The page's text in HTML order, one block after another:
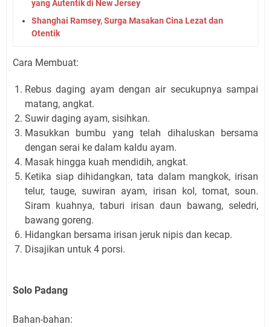
yang Autentik di New Jersey
Shanghai Ramsey, Surga Masakan Cina Lezat dan
Otentik
Cara Membuat:
Rebus daging ayam dengan air secukupnya sampai
matang, angkat.
Suwir daging ayam, sisihkan.
Masukkan bumbu yang telah dihaluskan bersama
dengan serai ke dalam kaldu ayam.
Masak hingga kuah mendidih, angkat.
Ketika siap dihidangkan, tata dalam mangkok, irisan
telur, tauge, suwiran ayam, irisan kol, tomat, soun.
Siram kuahnya, taburi irisan daun bawang, seledri,
bawang goreng.
Hidangkan bersama irisan jeruk nipis dan kecap.
Disajikan untuk 4 porsi.
Solo Padang
Bahan-bahan: